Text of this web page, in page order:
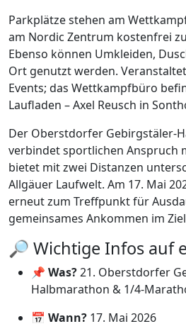
Parkplätze stehen am
am Nordic Zentrum kostenfrei
Ebenso können Umkleiden,
Ort genutzt werden.
Events; das Wettkampfbüro
Laufladen – Axel Reusch in
Der Oberstdorfer Gebirgstäler-
verbindet sportlichen Anspruch
bietet mit zwei Distanzen
Allgäuer Laufwelt. Am 17. Mai
erneut zum Treffpunkt für
gemeinsames Ankommen im
🔎 Wichtige Infos auf
📌 Was?21. Oberstdorfer
Halbmarathon & 1/4-
📅 Wann? 17. Mai 2026